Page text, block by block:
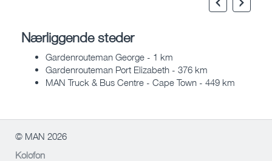
Nærliggende steder
Gardenrouteman George - 1 km
Gardenrouteman Port Elizabeth - 376 km
MAN Truck & Bus Centre - Cape Town - 449 km
© MAN 2026
Kolofon